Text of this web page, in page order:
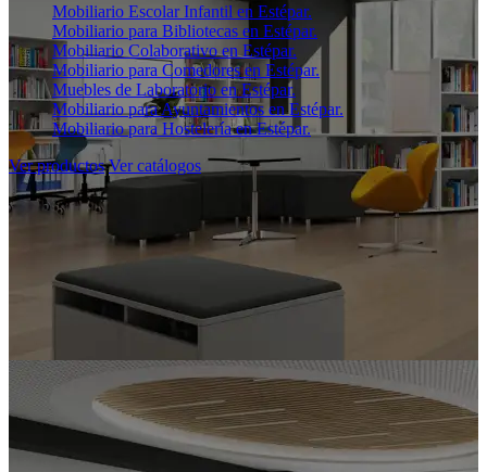
Mobiliario Escolar Infantil en Estépar.
Mobiliario para Bibliotecas en Estépar.
Mobiliario Colaborativo en Estépar.
Mobiliario para Comedores en Estépar.
Muebles de Laboratorio en Estépar.
Mobiliario para Ayuntamientos en Estépar.
Mobiliario para Hostelería en Estépar.
Ver productos Ver catálogos